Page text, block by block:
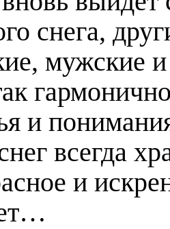
снега,
мужские
и
всегда
и